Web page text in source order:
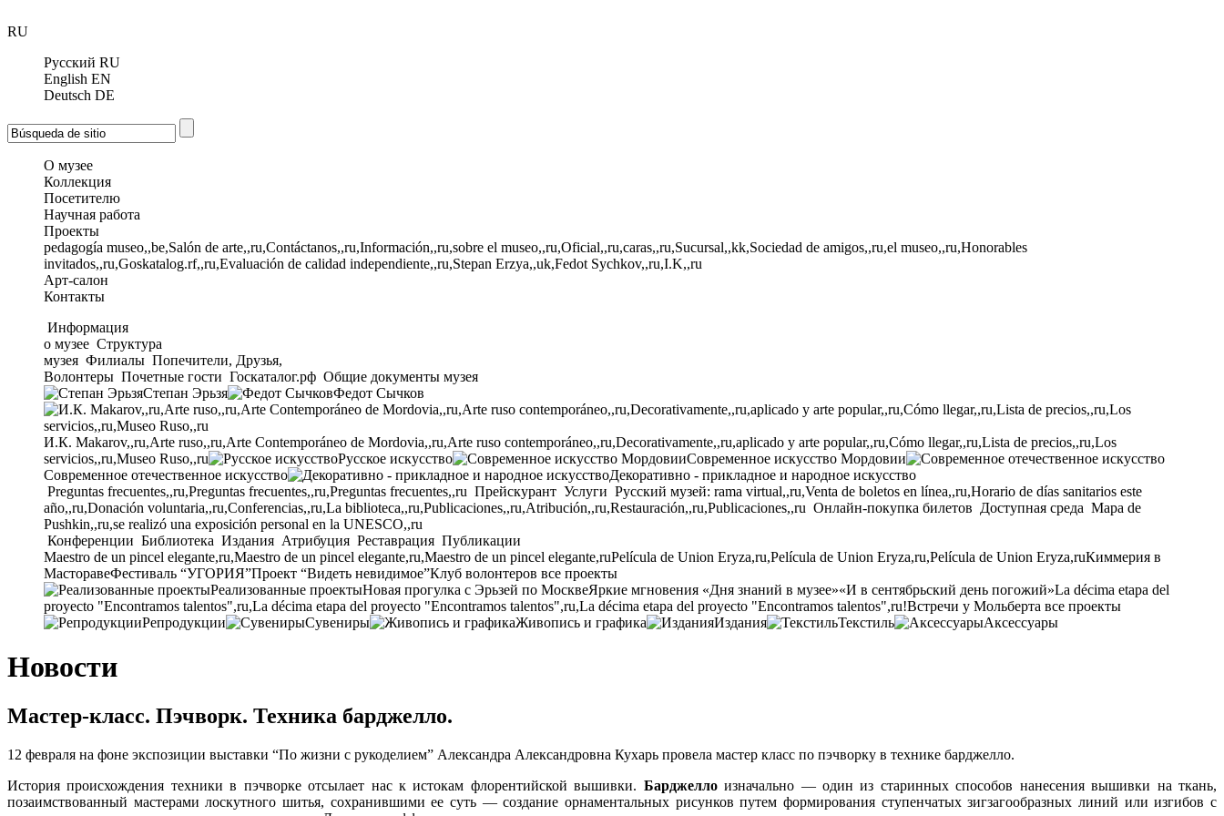
RU
Русский RU
English EN
Deutsch DE
О музее
Коллекция
Посетителю
Научная работа
Проекты
pedagogía museo,,be,Salón de arte,,ru,Contáctanos,,ru,Información,,ru,sobre el museo,,ru,Oficial,,ru,caras,,ru,Sucursal,,kk,Sociedad de amigos,,ru,el museo,,ru,Honorables
invitados,,ru,Goskatalog.rf,,ru,Evaluación de calidad independiente,,ru,Stepan Erzya,,uk,Fedot Sychkov,,ru,I.K,,ru
Арт-салон
Контакты
Информация
о музее Структура
музея Филиалы Попечители, Друзья,
Волонтеры Почетные гости Госкаталог.рф Общие документы музея
Степан Эрьзя
Федот Сычков
И.К. Makarov,,ru,Arte ruso,,ru,Arte Contemporáneo de Mordovia,,ru,Arte ruso contemporáneo,,ru,Decorativamente,,ru,aplicado y arte popular,,ru,Cómo llegar,,ru,Lista de precios,,ru,Los
servicios,,ru,Museo Ruso,,ru
Русское искусство
Современное искусство Мордовии
Современное отечественное искусство
Декоративно - прикладное и народное искусство
Preguntas frecuentes,,ru,Preguntas frecuentes,,ru,Preguntas frecuentes,,ru Прейскурант Услуги Русский музей: rama virtual,,ru,Venta de boletos en línea,,ru,Horario de días sanitarios este
año,,ru,Donación voluntaria,,ru,Conferencias,,ru,La biblioteca,,ru,Publicaciones,,ru,Atribución,,ru,Restauración,,ru,Publicaciones,,ru Онлайн-покупка билетов Доступная среда Mapa de
Pushkin,,ru,se realizó una exposición personal en la UNESCO,,ru
Конференции Библиотека Издания Атрибуция Реставрация Публикации
Maestro de un pincel elegante,ru,Maestro de un pincel elegante,ru,Maestro de un pincel elegante,ruPelícula de Union Eryza,ru,Película de Union Eryza,ru,Película de Union Eryza,ruКиммерия в
МасторавеФестиваль “УГОРИЯ”Проект “Видеть невидимое”Клуб волонтеров все проекты
Реализованные проектыНовая прогулка с Эрьзей по МосквеЯркие мгновения «Дня знаний в музее»«И в сентябрьский день погожий»La décima etapa del
proyecto "Encontramos talentos",ru,La décima etapa del proyecto "Encontramos talentos",ru,La décima etapa del proyecto "Encontramos talentos",ru!Встречи у Мольберта все проекты
Репродукции
Сувениры Живопись и графика Издания Текстиль Аксессуары
Новости
Мастер-класс. Пэчворк. Техника барджелло.
12 февраля на фоне экспозиции выставки “По жизни с рукоделием” Александра Александровна Кухарь провела мастер класс по пэчворку в технике барджелло.
История происхождения техники в пэчворке отсылает нас к истокам флорентийской вышивки. Барджеллоизначально — один из старинных способов нанесения вышивки на ткань,
позаимствованный мастерами лоскутного шитья, сохранившими ее суть — создание орнаментальных рисунков путем формирования ступенчатых зигзагообразных линий или изгибов с